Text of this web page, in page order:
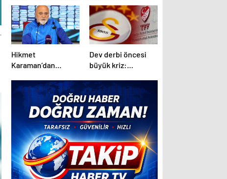
Hikmet
Karaman’dan
öncesi flaş ifade:
“Başkanla da
konuşmuştum”
Dev derbi öncesi
büyük kriz:
tüm ilişkilerini
askıya aldı